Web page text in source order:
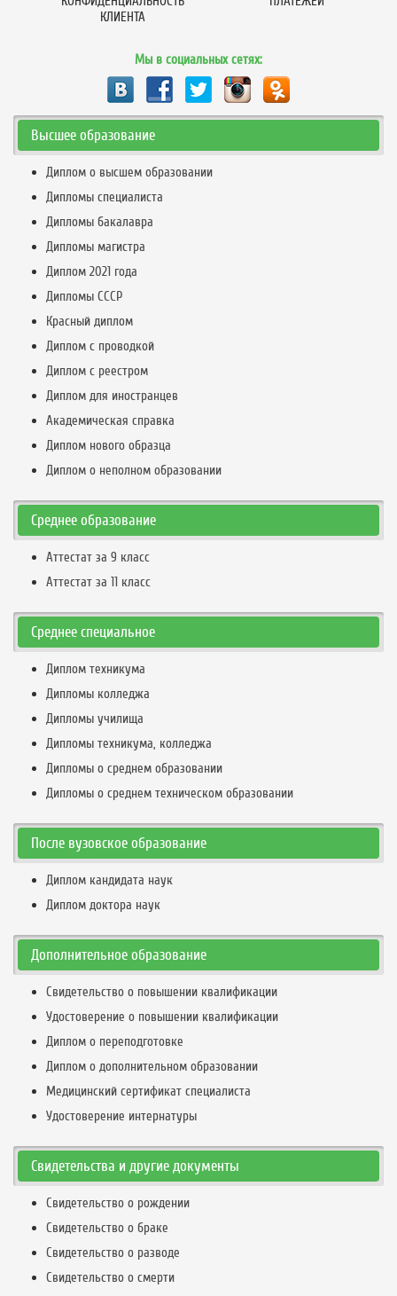
КЛИЕНТА
Мы в социальных сетях:
Высшее образование
Диплом о высшем образовании
Дипломы специалиста
Дипломы бакалавра
Дипломы магистра
Диплом 2021 года
Дипломы СССР
Красный диплом
Диплом с проводкой
Диплом с реестром
Диплом для иностранцев
Академическая справка
Диплом нового образца
Диплом о неполном образовании
Среднее образование
Аттестат за 9 класс
Аттестат за 11 класс
Среднее специальное
Диплом техникума
Дипломы колледжа
Дипломы училища
Дипломы техникума, колледжа
Дипломы о среднем образовании
Дипломы о среднем техническом образовании
После вузовское образование
Диплом кандидата наук
Диплом доктора наук
Дополнительное образование
Свидетельство о повышении квалификации
Удостоверение о повышении квалификации
Диплом о переподготовке
Диплом о дополнительном образовании
Медицинский сертификат специалиста
Удостоверение интернатуры
Свидетельства и другие документы
Свидетельство о рождении
Свидетельство о браке
Свидетельство о разводе
Свидетельство о смерти